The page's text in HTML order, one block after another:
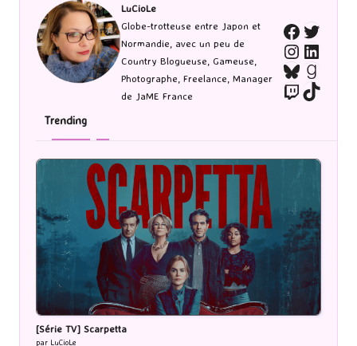
LuCioLe
Globe-trotteuse entre Japon et
Normandie, avec un peu de
Country Blogueuse, Gameuse,
Photographe, Freelance, Manager
de JaME France
Bluesky
TwitchTikTok
Trending
[Série TV] Scarpetta
par LuCioLe